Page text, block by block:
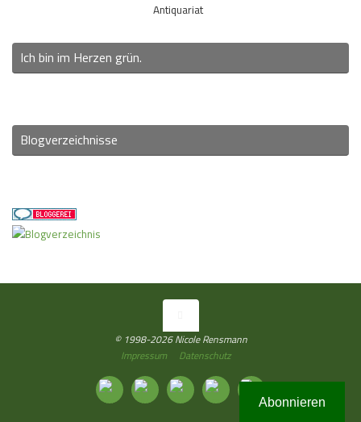
Antiquariat
Ich bin im Herzen grün.
Blogverzeichnisse
© 1998-2026 Nicole Rensmann
Impressum
Datenschutz
Abonnieren